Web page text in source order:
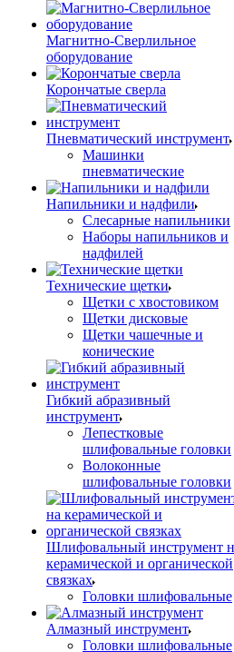
Магнитно-Сверлильное
оборудование
Корончатые сверла
Пневматический инструмент
Машинки
пневматические
Напильники и надфили
Слесарные напильники
Наборы напильников и
надфилей
Технические щетки
Щетки с хвостовиком
Щетки дисковые
Щетки чашечные и
конические
Гибкий абразивный
инструмент
Лепестковые
шлифовальные головки
Волоконные
шлифовальные головки
Шлифовальный инструмент
керамической и органической
связках
Головки шлифовальные
Алмазный инструмент
Головки шлифовальные